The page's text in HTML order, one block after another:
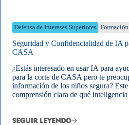
Defensa de Intereses Superiores Formación
Seguridad y Confidencialidad de IA
CASA
¿Estás interesado en usar IA para
para la corte de CASA pero te
información de los niños segura?
comprensión clara de qué
SEGUIR LEYENDO